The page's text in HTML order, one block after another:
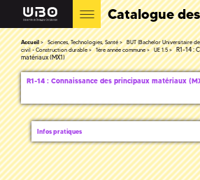
Catalogue
Accueil Sciences, Technologies, Santé BUT (Bachelor Universitaire
civil - Construction durable
1ère année commune UE 1.5
R1-14 :
matériaux (MX1)
R1-14 : Connaissance des principaux matériaux
Infos pratiques